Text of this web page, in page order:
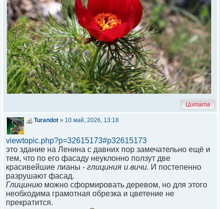
Цитата
Turandot » 10 май, 2026, 13:18
viewtopic.php?p=32615173#p32615173
это здание на Ленина с давних пор замечательно ещё и
тем, что по его фасаду неуклонно ползут две
красивейшие лианы - глициния и вичи. И постепенно
разрушают фасад.
Глицинию можно сформировать деревом, но для этого
необходима грамотная обрезка и цветение не
прекратится.